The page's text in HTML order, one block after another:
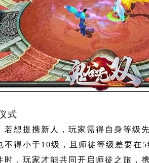
式
若想提携新人，玩家需得自身等级
不得小于10级，且师徒等级差要在
时，玩家才能共同开启师徒之旅，